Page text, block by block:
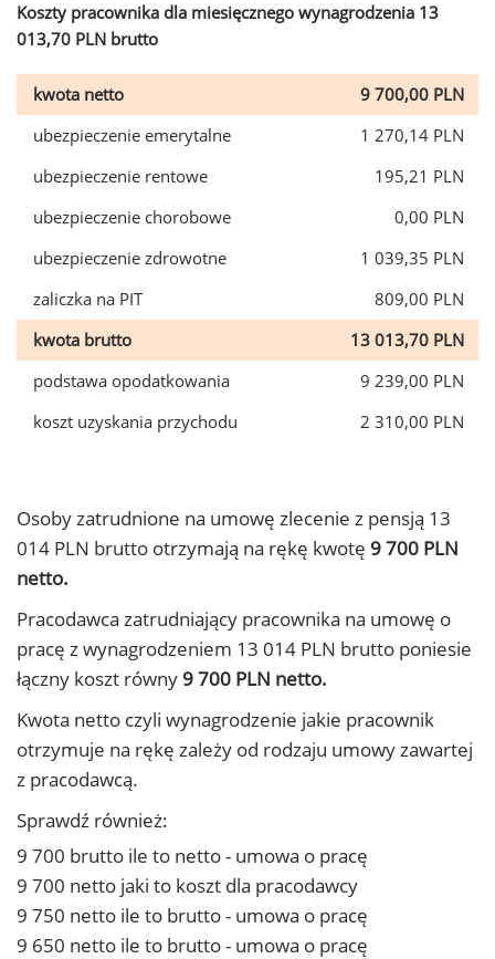
Koszty pracownika dla miesięcznego wynagrodzenia 13
013,70 PLN brutto
kwota netto
9 700,00 PLN
ubezpieczenie emerytalne
1 270,14 PLN
ubezpieczenie rentowe
195,21 PLN
ubezpieczenie chorobowe
0,00 PLN
ubezpieczenie zdrowotne
1 039,35 PLN
zaliczka na PIT
809,00 PLN
kwota brutto
13 013,70 PLN
podstawa opodatkowania
9 239,00 PLN
koszt uzyskania przychodu
2 310,00 PLN
Osoby zatrudnione na umowę zlecenie z pensją 13
014 PLN brutto otrzymają na rękę kwotę 9 700 PLN
netto.
Pracodawca zatrudniający pracownika na umowę o
pracę z wynagrodzeniem 13 014 PLN brutto poniesie
łączny koszt równy 9 700 PLN netto.
Kwota netto czyli wynagrodzenie jakie pracownik
otrzymuje na rękę zależy od rodzaju umowy zawartej
z pracodawcą.
Sprawdź również:
9 700 brutto ile to netto - umowa o pracę
9 700 netto jaki to koszt dla pracodawcy
9 750 netto ile to brutto - umowa o pracę
9 650 netto ile to brutto - umowa o pracę